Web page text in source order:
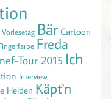
Bär Cartoon
Freda
Tour 2015 Ich
Interview
Helden Käpt'n